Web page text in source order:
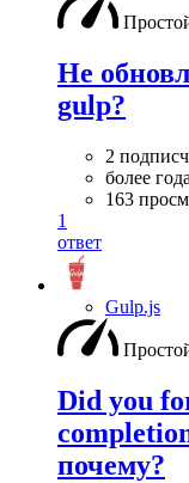
Не
gulp?
2
более
163
1
ответ
Gulp.js
Did you
почему?